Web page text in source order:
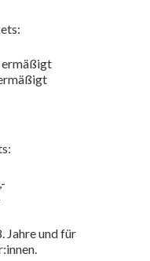
ermäßigt
Jahre und für